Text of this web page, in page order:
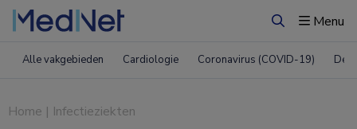
ZoekenMenu
Alle vakgebieden Cardiologie Coronavirus (COVID-19)
Home | Infectieziekten